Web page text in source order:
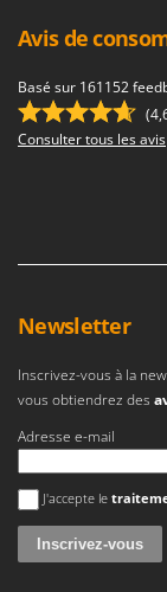
Avis de
Basé sur 161152
Consulter tous les avis
Newsletter
Inscrivez-vous à la
vous obtiendrez des
Adresse e-mail
Une erreur est
J'accepte le